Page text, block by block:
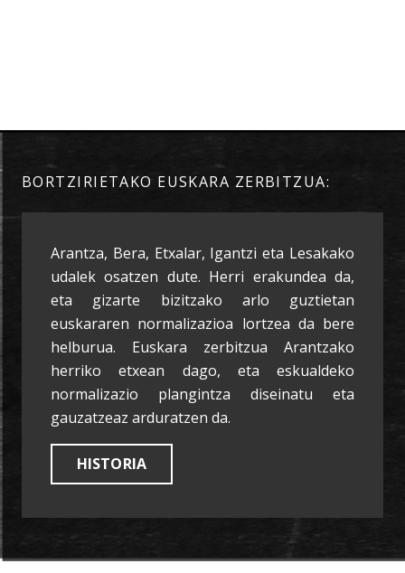
BORTZIRIETAKO EUSKARA ZERBITZUA:
Arantza, Bera, Etxalar, Igantzi eta Lesakako
udalek osatzen dute. Herri erakundea da,
eta gizarte bizitzako arlo guztietan
euskararen normalizazioa lortzea da bere
helburua. Euskara zerbitzua Arantzako
herriko etxean dago, eta eskualdeko
normalizazio plangintza diseinatu eta
gauzatzeaz arduratzen da.
HISTORIA